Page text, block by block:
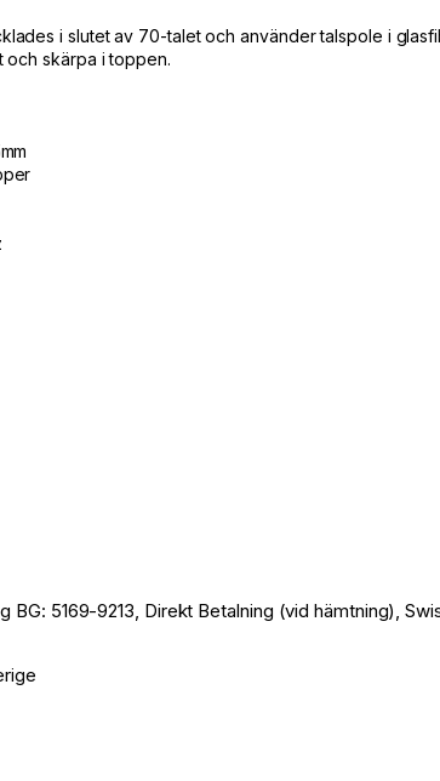
i slutet av 70-talet och använder talspole i
och skärpa i toppen.
BG: 5169-9213, Direkt Betalning (vid hämtning),